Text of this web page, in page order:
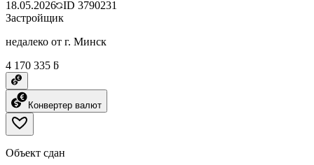
18.05.2026 ID 3790231
Застройщик
недалеко от г. Минск
4 170 335 ƃ
Конвертер валют
Объект сдан